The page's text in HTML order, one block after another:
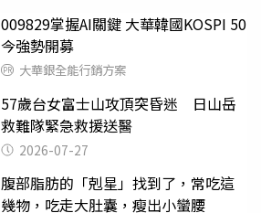
009829掌握AI關鍵 大華韓國KOSPI 50
今強勢開募
大華銀全能行銷方案
57歲台女富士山攻頂突昏迷 日山岳
救難隊緊急救援送醫
2026-07-27
腹部脂肪的「剋星」找到了，常吃這
幾物，吃走大肚囊，瘦出小蠻腰